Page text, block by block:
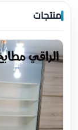
منتجات